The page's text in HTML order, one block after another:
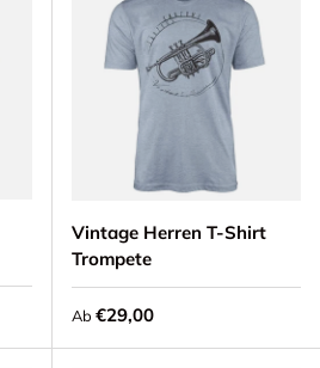
Vintage Herren T-Shirt
Trompete
Ab Normaler Preis
€29,00